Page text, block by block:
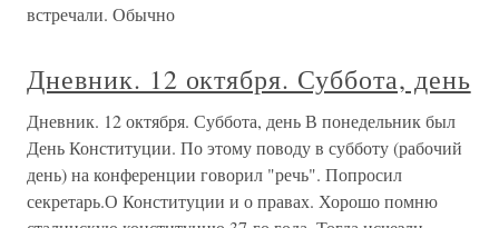
встречали. Обычно
Дневник. 12 октября. Суббота, день
Дневник. 12 октября. Суббота, день В понедельник был
День Конституции. По этому поводу в субботу (рабочий
день) на конференции говорил "речь". Попросил
секретарь.О Конституции и о правах. Хорошо помню